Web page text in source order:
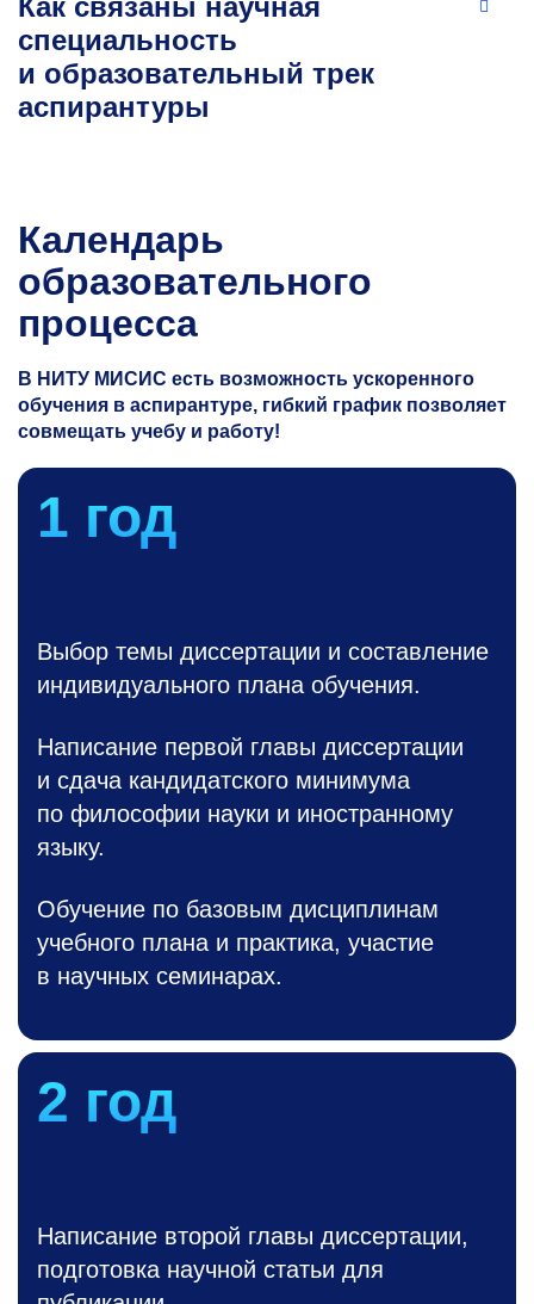
Как связаны научная
специальность
и образовательный трек
аспирантуры
Календарь
образовательного
процесса
В НИТУ МИСИС есть возможность ускоренного
обучения в аспирантуре, гибкий график позволяет
совмещать учебу и работу!
1 год
Выбор темы диссертации и составление
индивидуального плана обучения.
Написание первой главы диссертации
и сдача кандидатского минимума
по философии науки и иностранному
языку.
Обучение по базовым дисциплинам
учебного плана и практика, участие
в научных семинарах.
2 год
Написание второй главы диссертации,
подготовка научной статьи для